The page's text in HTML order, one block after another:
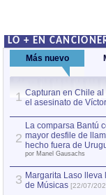
LO + EN
Más nuevo
1 Capturan en Chile
el asesinato de
2
La comparsa Bantú
mayor desfile de
hecho fuera de
por Manel Gausachs
3 Margarita Laso
de Músicas [22/07/